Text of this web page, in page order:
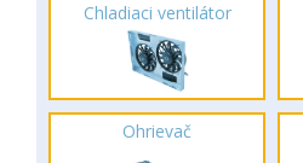
Chladiaci ventilátor
Ohrievač